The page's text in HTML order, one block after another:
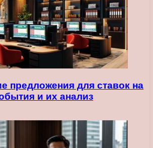
предложения для ставок на
и их анализ